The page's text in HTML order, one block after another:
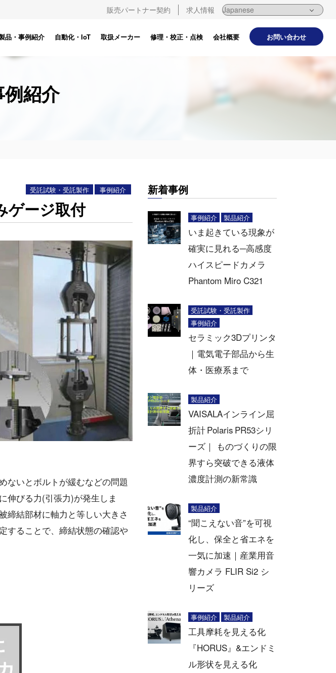
販売パートナー契約 求人情報
品・事例紹介 自動化・IoT 取扱メーカー 修理・校正・点検 会社概要 お問い合わせ
紹介
受託試験・受託製作 事例紹介
ゲージ取付
ないとボルトが緩むなどの問題
伸びる力(引張力)が発生しま
締結部材に軸力と等しい大きさ
することで、締結状態の確認や
新着事例
事例紹介 製品紹介
いま起きている現象が
確実に見れる─高感度
ハイスピードカメラ
Phantom Miro C321
受託試験・受託製作
事例紹介
セラミック3Dプリンタ
｜電気電子部品から生
体・医療系まで
製品紹介
VAISALAインライン屈
折計 Polaris PR53シリ
ーズ｜ ものづくりの限
界すら突破できる液体
濃度計測の新常識
製品紹介
“聞こえない音”を可視
化し、保全と省エネを
一気に加速｜産業用音
響カメラ FLIR Si2 シ
リーズ
事例紹介 製品紹介
工具摩耗を見える化
『HORUS』&エンドミ
ル形状を見える化